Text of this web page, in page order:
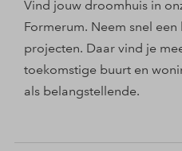
Vind jouw droomhuis in
Formerum. Neem snel
projecten. Daar vind je
toekomstige buurt en
als belangstellende.